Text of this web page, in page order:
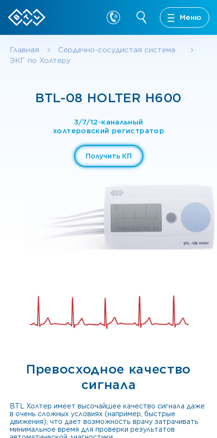
Меню
Главная
Сердечно-сосудистая система
ЭКГ по Холтеру
BTL-08 HOLTER H600
3/7/12-канальный
холтеровский регистратор
Получить КП
Превосходное качество
сигнала
BTL Холтер имеет высочайшее качество сигнала даже
в очень сложных условиях (например, быстрые
движения), что дает возможность врачу затрачивать
минимальное время для проверки результатов